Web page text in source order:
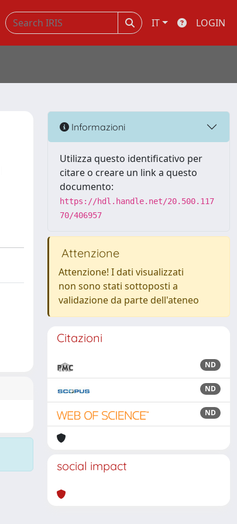
IT LOGIN
Informazioni
Utilizza questo identificativo per
citare o creare un link a questo
documento:
https://hdl.handle.net/20.500.117
70/406957
Attenzione
Attenzione! I dati visualizzati
non sono stati sottoposti a
validazione da parte dell'ateneo
Citazioni
ND
ND
ND
social impact